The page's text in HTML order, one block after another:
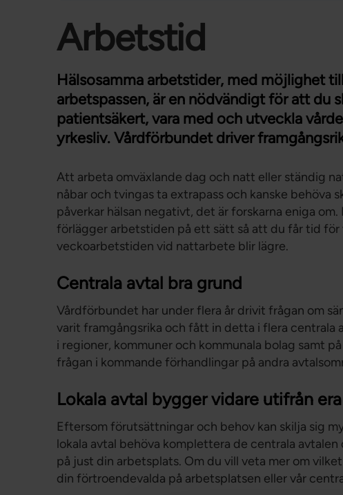
Arbetstid
Hälsosamma arbetstider, med möjlighet
arbetspassen, är en nödvändigt för att du
patientsäkert, vara med och utveckla
yrkesliv. Vårdförbundet driver
Att arbeta omväxlande dag och natt eller ständig
nåbar och tvingas ta extrapass och kanske behöva
påverkar hälsan negativt, det är forskarna eniga
förlägger arbetstiden på ett sätt så att du får tid för
veckoarbetstiden vid nattarbete blir lägre.
Centrala avtal bra grund
Vårdförbundet har under flera år drivit frågan om
varit framgångsrika och fått in detta i flera centrala
i regioner, kommuner och kommunala bolag samt
frågan i kommande förhandlingar på andra
Lokala avtal bygger vidare utifrån
Eftersom förutsättningar och behov kan skilja sig
lokala avtal behöva komplettera de centrala
på just din arbetsplats. Om du vill veta mer om
din förtroendevalda på arbetsplatsen eller vår